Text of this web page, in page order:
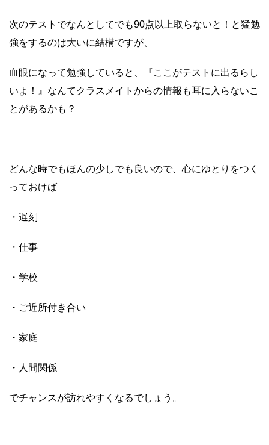
次のテストでなんとしてでも90点以上取らないと！と猛勉
強をするのは大いに結構ですが、
血眼になって勉強していると、『ここがテストに出るらし
いよ！』なんてクラスメイトからの情報も耳に入らないこ
とがあるかも？
どんな時でもほんの少しでも良いので、心にゆとりをつく
っておけば
・遅刻
・仕事
・学校
・ご近所付き合い
・家庭
・人間関係
でチャンスが訪れやすくなるでしょう。